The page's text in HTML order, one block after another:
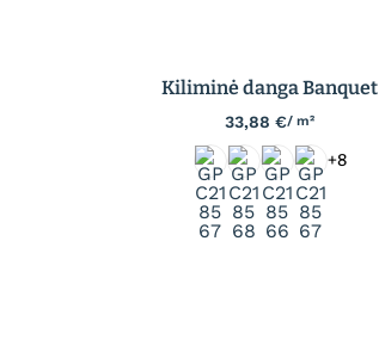
Kiliminė danga Banquet
33,88 €/ m²
+8